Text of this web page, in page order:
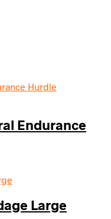
Endurance
Large